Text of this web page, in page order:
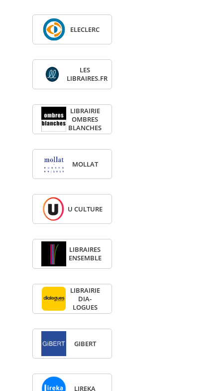
ELE­CLERC
LES
LIBRAIRES.FR
LIBRAI­RIE
OMBRES
BLANCHES
MOL­LAT
U CULTURE
LIBRAIRES
ENSEMBLE
LIBRAI­RIE
DIA­
LOGUES
GIBERT
LIREKA